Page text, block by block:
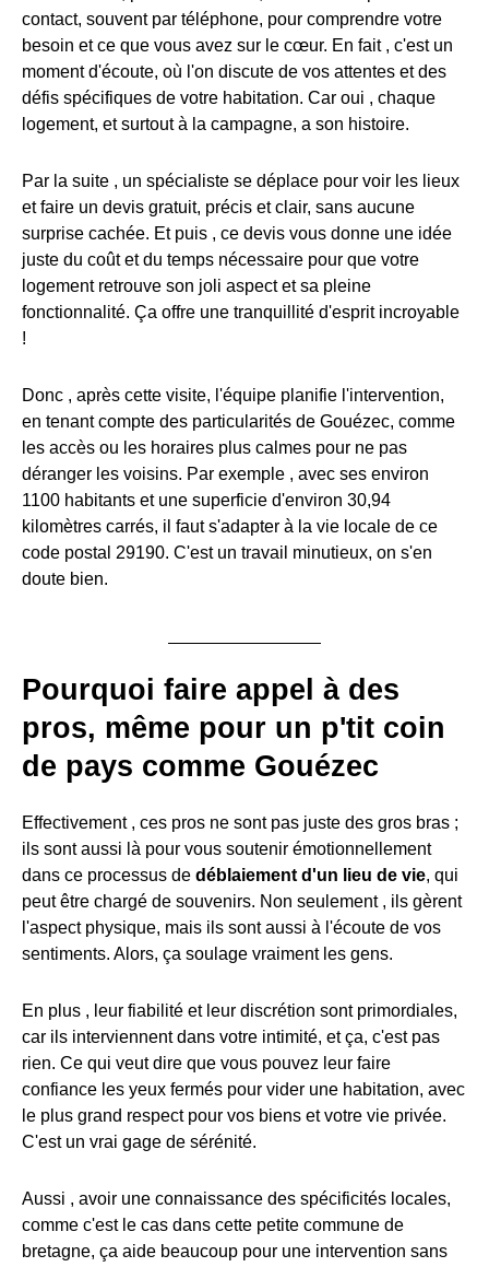
contact, souvent par téléphone, pour comprendre votre
besoin et ce que vous avez sur le cœur. En fait , c'est un
moment d'écoute, où l'on discute de vos attentes et des
défis spécifiques de votre habitation. Car oui , chaque
logement, et surtout à la campagne, a son histoire.
Par la suite , un spécialiste se déplace pour voir les lieux
et faire un devis gratuit, précis et clair, sans aucune
surprise cachée. Et puis , ce devis vous donne une idée
juste du coût et du temps nécessaire pour que votre
logement retrouve son joli aspect et sa pleine
fonctionnalité. Ça offre une tranquillité d'esprit incroyable
!
Donc , après cette visite, l'équipe planifie l'intervention,
en tenant compte des particularités de Gouézec, comme
les accès ou les horaires plus calmes pour ne pas
déranger les voisins. Par exemple , avec ses environ
1100 habitants et une superficie d'environ 30,94
kilomètres carrés, il faut s'adapter à la vie locale de ce
code postal 29190. C'est un travail minutieux, on s'en
doute bien.
Pourquoi faire appel à des
pros, même pour un p'tit coin
de pays comme Gouézec
Effectivement , ces pros ne sont pas juste des gros bras ;
ils sont aussi là pour vous soutenir émotionnellement
dans ce processus de déblaiement d'un lieu de vie, qui
peut être chargé de souvenirs. Non seulement , ils gèrent
l'aspect physique, mais ils sont aussi à l'écoute de vos
sentiments. Alors, ça soulage vraiment les gens.
En plus , leur fiabilité et leur discrétion sont primordiales,
car ils interviennent dans votre intimité, et ça, c'est pas
rien. Ce qui veut dire que vous pouvez leur faire
confiance les yeux fermés pour vider une habitation, avec
le plus grand respect pour vos biens et votre vie privée.
C'est un vrai gage de sérénité.
Aussi , avoir une connaissance des spécificités locales,
comme c'est le cas dans cette petite commune de
bretagne, ça aide beaucoup pour une intervention sans